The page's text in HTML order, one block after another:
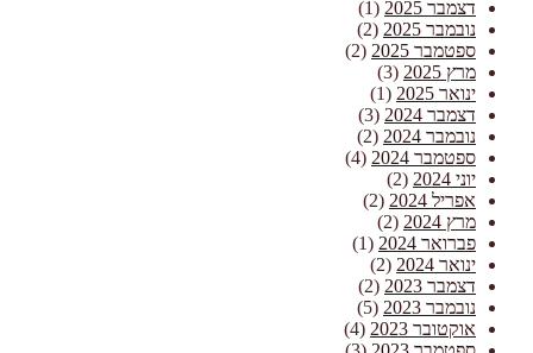
דצמבר 2025
(1)
נובמבר 2025
(2)
ספטמבר 2025
(2)
מרץ 2025
(3)
ינואר 2025
(1)
דצמבר 2024
(3)
נובמבר 2024
(2)
ספטמבר 2024
(4)
יוני 2024
(2)
אפריל 2024
(2)
מרץ 2024
(2)
פברואר 2024
(1)
ינואר 2024
(2)
דצמבר 2023
(2)
נובמבר 2023
(5)
אוקטובר 2023
(4)